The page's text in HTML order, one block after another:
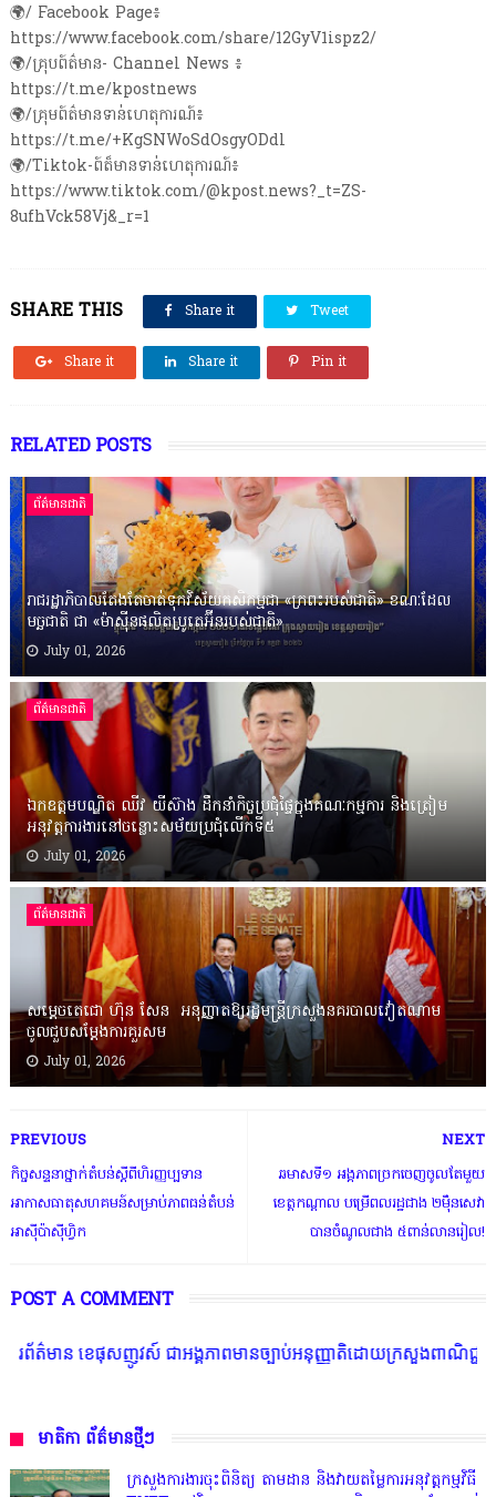
🌍/ Facebook Page៖
https://www.facebook.com/share/12GyV1ispz2/
🌍/គ្រុបព៍ត៌មាន- Channel News ៖
https://t.me/kpostnews
🌍/គ្រុមព៍ត៌មានទាន់ហេតុការណ៍៖
https://t.me/+KgSNWoSdOsgyODdl
🌍/Tiktok-ព៍ត៏មានទាន់ហេតុការណ៍៖
https://www.tiktok.com/@kpost.news?_t=ZS-
8ufhVck58Vj&_r=1
SHARE THIS Share it Tweet
Share it Share it Pin it
RELATED POSTS
ព័ត៌មានជាតិ
រាជរដ្ឋាភិបាលតែងតែចាត់ទុកវិស័យកសិកម្មជា «ក្រពះរបស់ជាតិ» ខណៈដែល
មច្ឆជាតិ ជា «ម៉ាស៊ីនផលិតប្រូតេអ៊ីនរបស់ជាតិ»
July 01, 2026
ព័ត៌មានជាតិ
ឯកឧត្តមបណ្ឌិត ឈីវ យីស៊ាង ដឹកនាំកិច្ចប្រជុំផ្ទៃក្នុងគណៈកម្មការ និងត្រៀម
អនុវត្តការងារនៅចន្លោះសម័យប្រជុំលើកទី៥
July 01, 2026
ព័ត៌មានជាតិ
សម្តេចតេជោ ហ៊ុន សែន អនុញ្ញាតឱ្យរដ្ឋមន្ត្រីក្រសួងនគរបាលវៀតណាម
ចូលជួបសម្តែងការគួរសម
July 01, 2026
NEXT
ឆមាសទី១ អង្គភាពច្រកចេញចូលតែមួយ
ខេត្តកណ្តាល បម្រើពលរដ្ឋជាង ២ម៉ឺនសេវា
បានចំណូលជាង ៥ពាន់លានរៀល!
PREVIOUS
កិច្ចសន្ទនាថ្នាក់តំបន់ស្ដីពីហិរញ្ញប្បទាន
អាកាសធាតុសហគមន៍សម្រាប់ភាពធន់តំបន់
អាស៊ីប៉ាស៊ីហ្វិក
POST A COMMENT
ផុសញូវស៍ ជាអង្គភាពមានច្បាប់អនុញ្ញាតិដោយក្រសួងពាណិជ្ជកម្ម ក្រសួងការង
មាតិកា ព័ត៌មានថ្មីៗ
ក្រសួងការងារចុះពិនិត្យ តាមដាន និងវាយតម្លៃការអនុវត្តកម្មវិធី